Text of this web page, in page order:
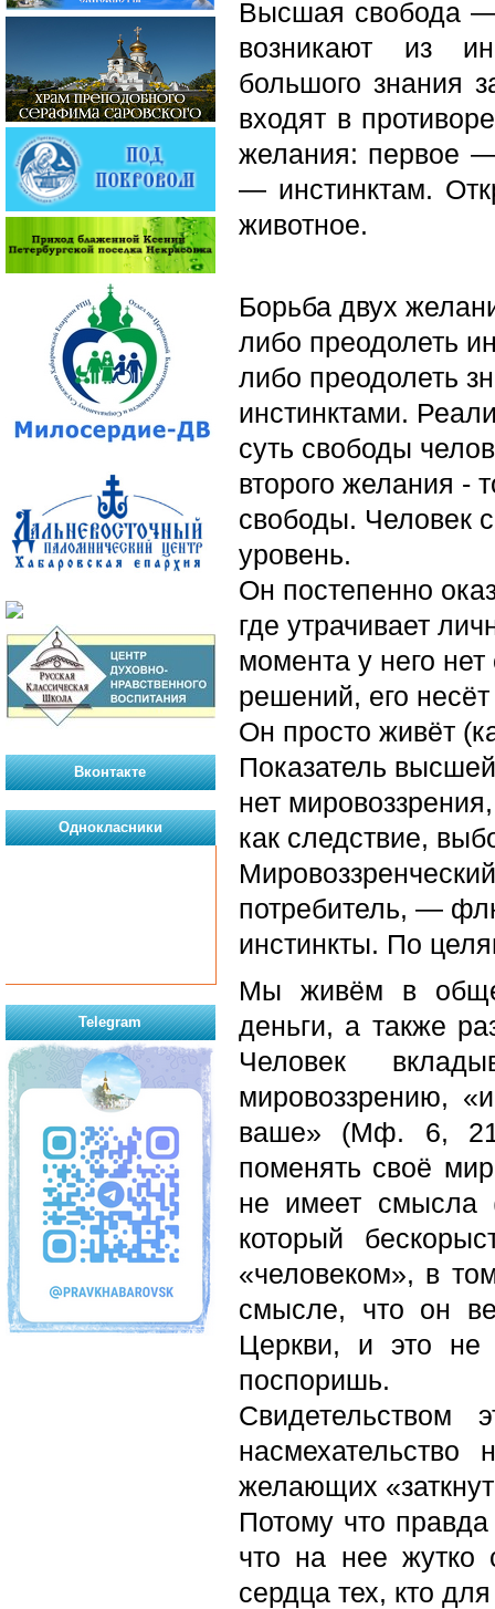
Высшая свобода
возникают из
большого знания
входят в
желания: первое
— инстинктам.
животное.
Борьба двух
либо преодолеть
либо преодолеть
инстинктами.
суть свободы
второго желания -
свободы. Человек
уровень.
Он постепенно
где утрачивает
момента у него
решений, его несёт
Он просто живёт
Показатель
нет
как следствие,
потребитель, —
инстинкты. По
Мы живём в
деньги, а также
Человек
мировоззрению,
ваше» (Мф. 6,
поменять своё
не имеет смысла
который
«человеком», в
смысле, что он
Церкви, и это не
поспоришь.
Свидетельством
желающих
Потому что
что на нее жутко
сердца тех, кто
Вконтакте
Однокласники
Telegram